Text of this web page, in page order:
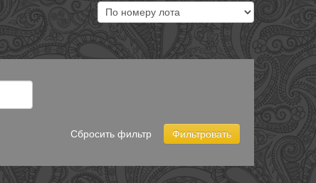
Сбросить фильтр
Фильтровать